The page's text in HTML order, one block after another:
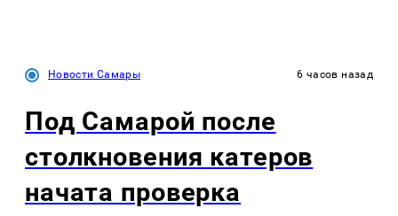
Новости Самары 6 часов назад
Под Самарой после
столкновения катеров
начата проверка